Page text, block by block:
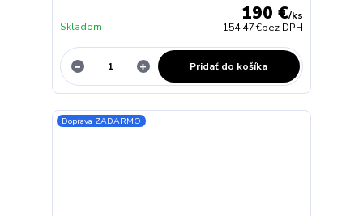
190 €/ks
154,47 €bez DPH
Skladom
Pridať do košíka
Doprava ZADARMO